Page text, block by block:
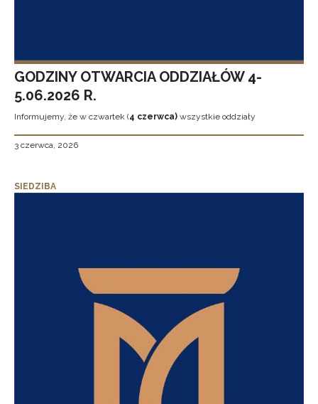
GODZINY OTWARCIA ODDZIAŁÓW 4-
5.06.2026 R.
Informujemy, że w czwartek (4 czerwca) wszystkie oddziały
3 czerwca, 2026
SIEDZIBA